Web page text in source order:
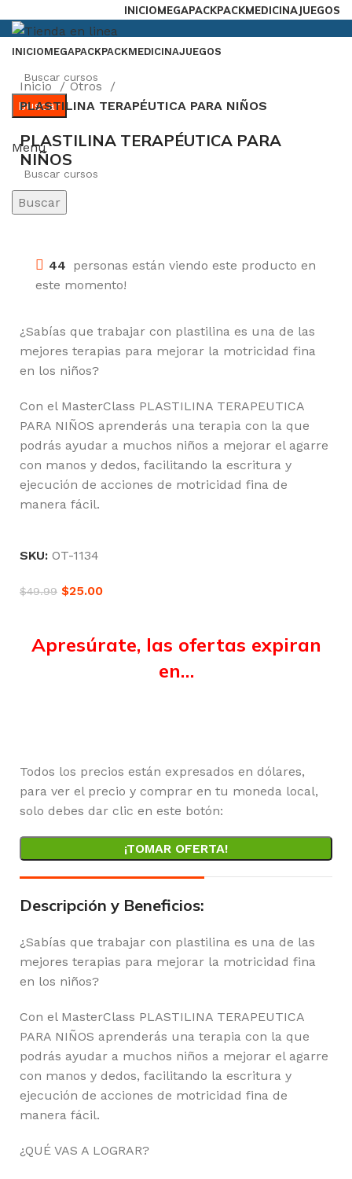
INICIOMEGAPACKPACKMEDICINAJUEGOS
INICIOMEGAPACKPACKMEDICINAJUEGOS
Buscar
Menú
Buscar
Inicio
Otros
PLASTILINA TERAPÉUTICA PARA NIÑOS
PLASTILINA TERAPÉUTICA PARA
NIÑOS
-50%
Click para agrandar
44 personas están viendo este producto en
este momento!
¿Sabías que trabajar con plastilina es una de las
mejores terapias para mejorar la motricidad fina
en los niños?
Con el MasterClass PLASTILINA TERAPEUTICA
PARA NIÑOS aprenderás una terapia con la que
podrás ayudar a muchos niños a mejorar el agarre
con manos y dedos, facilitando la escritura y
ejecución de acciones de motricidad fina de
manera fácil.
SKU: OT-1134
$49.99 $25.00
Apresúrate, las ofertas expiran
en…
Todos los precios están expresados en dólares,
para ver el precio y comprar en tu moneda local,
solo debes dar clic en este botón:
¡TOMAR OFERTA!
Descripción y Beneficios:
¿Sabías que trabajar con plastilina es una de las
mejores terapias para mejorar la motricidad fina
en los niños?
Con el MasterClass PLASTILINA TERAPEUTICA
PARA NIÑOS aprenderás una terapia con la que
podrás ayudar a muchos niños a mejorar el agarre
con manos y dedos, facilitando la escritura y
ejecución de acciones de motricidad fina de
manera fácil.
¿QUÉ VAS A LOGRAR?